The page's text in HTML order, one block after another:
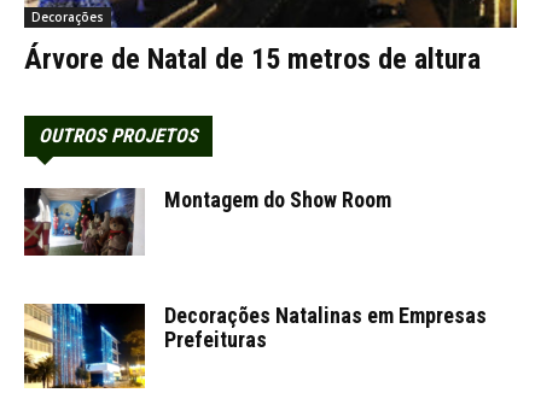
Decorações
Árvore de Natal de 15 metros de altura
OUTROS PROJETOS
Montagem do Show Room
Decorações Natalinas em Empresas
Prefeituras